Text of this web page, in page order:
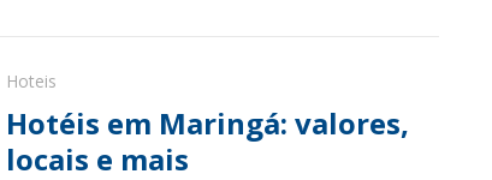
Hoteis
Hotéis em Maringá: valores,
locais e mais